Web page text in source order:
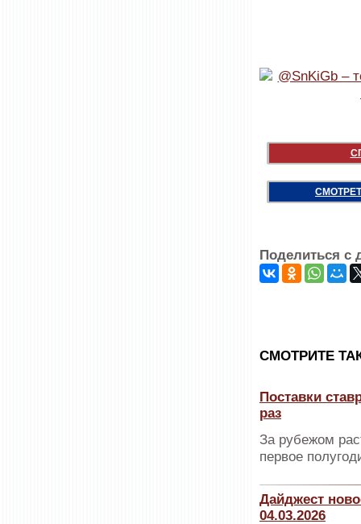
Поделиться с
CМОТРИТЕ
Поставки
раз
За рубежом
первое
Дайджест
04.03.2026